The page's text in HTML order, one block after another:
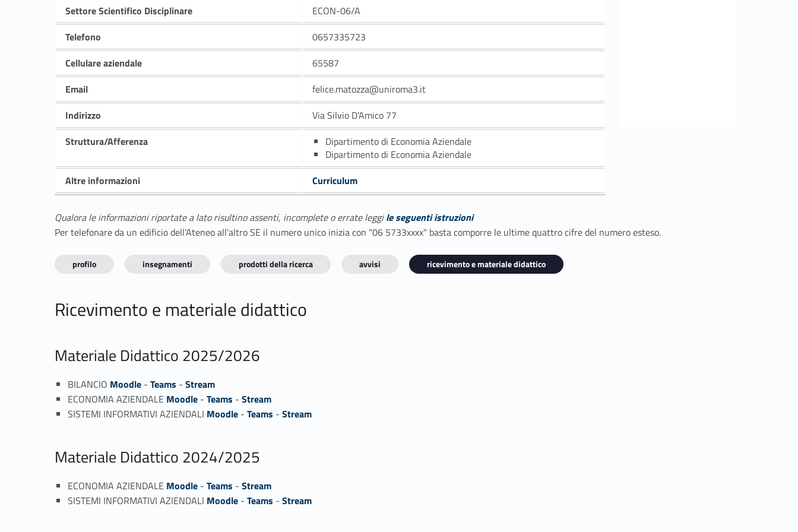
Settore Scientifico Disciplinare
ECON-06/A
Telefono
0657335723
Cellulare aziendale
65587
Email
felice.matozza@uniroma3.it
Indirizzo
Via Silvio D'Amico 77
Struttura/Afferenza
Dipartimento di Economia Aziendale
Dipartimento di Economia Aziendale
Altre informazioni
Curriculum
Qualora le informazioni riportate a lato risultino assenti, incomplete o errate leggile seguenti istruzioni
Per telefonare da un edificio dell'Ateneo all'altro SE il numero unico inizia con "06 5733xxxx" basta comporre le ultime quattro cifre del numero esteso.
profilo insegnamenti prodotti della ricerca avvisi ricevimento e materiale didattico
Ricevimento e materiale didattico
Materiale Didattico 2025/2026
BILANCIO Moodle -Teams -Stream
ECONOMIA AZIENDALE Moodle -Teams -Stream
SISTEMI INFORMATIVI AZIENDALI Moodle -Teams -Stream
Materiale Didattico 2024/2025
ECONOMIA AZIENDALE Moodle -Teams -Stream
SISTEMI INFORMATIVI AZIENDALI Moodle -Teams -Stream